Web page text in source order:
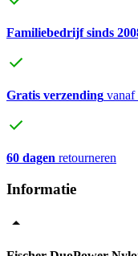
Familiebedrijf sinds
Gratis verzending
60 dagen retourneren
Informatie